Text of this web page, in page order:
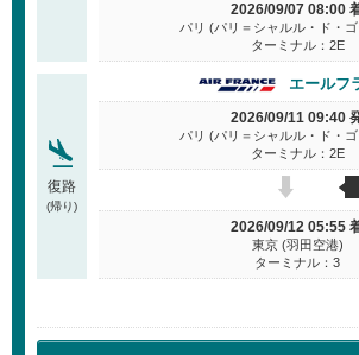
2026/09/07 08:00
パリ (パリ＝シャルル・ド・
ターミナル：2E
復路
(帰り)
エールフ
2026/09/11 09:40
パリ (パリ＝シャルル・ド・
ターミナル：2E
2026/09/12 05:55
東京 (羽田空港)
ターミナル：3